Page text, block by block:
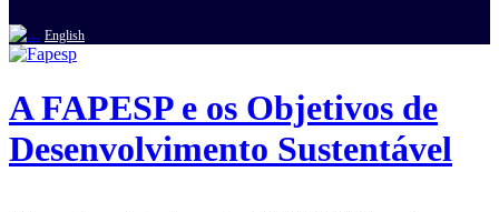
English
A FAPESP e os Objetivos de
Desenvolvimento Sustentável